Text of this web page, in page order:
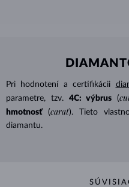
Pri hodnotení a certifikácii
parametre, tzv.
4C: výbrus (
hmotnosť
(carat). Tieto
diamantu.